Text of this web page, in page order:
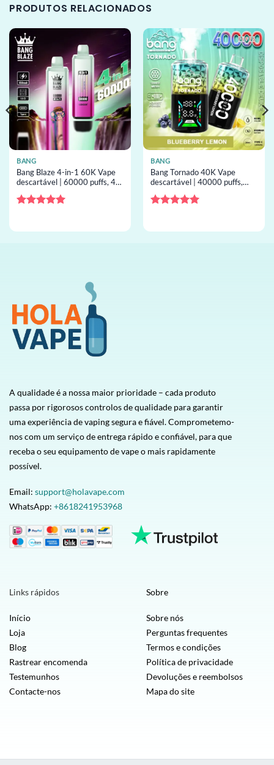
PRODUTOS RELACIONADOS
BANG
Bang Blaze 4-in-1 60K Vape
descartável | 60000 puffs, 4
descartável por atacado
BANG
Bang Tornado 40K Vape
descartável | 40000 puffs,
descartável por atacado
A qualidade é a nossa maior prioridade – cada produto
passa por rigorosos controlos de qualidade para garantir
uma experiência de vaping segura e fiável. Comprometemo-
nos com um serviço de entrega rápido e confiável, para que
receba o seu equipamento de vape o mais rapidamente
possível.
Email: support@holavape.com
WhatsApp: +8618241953968
Links rápidos
Início
Loja
Blog
Rastrear encomenda
Testemunhos
Contacte-nos
Sobre
Sobre nós
Perguntas frequentes
Termos e condições
Política de privacidade
Devoluções e reembolsos
Mapa do site